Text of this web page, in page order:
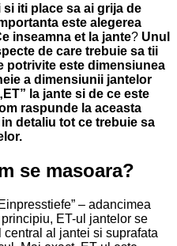
iti place sa ai grija de
este alegerea
inseamna et la jante? Unul
de care trebuie sa tii
potrivite este dimensiunea
a dimensiunii jantelor
la jante si de ce este
raspunde la aceasta
detaliu tot ce trebuie sa
se masoara?
– adancimea
ET-ul jantelor se
al jantei si suprafata